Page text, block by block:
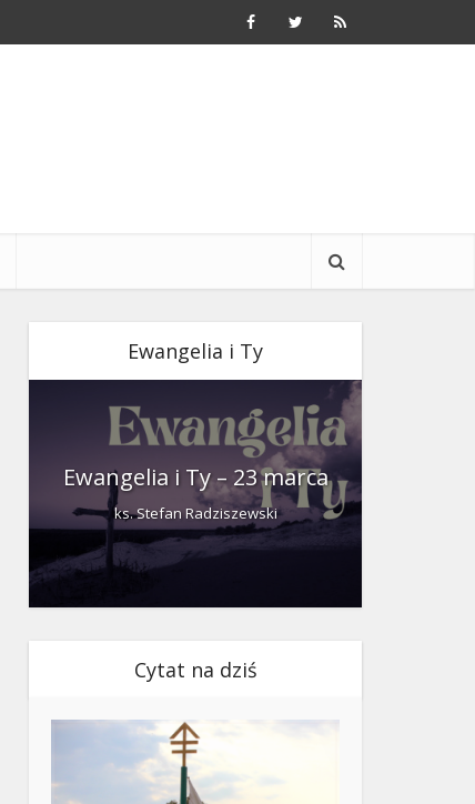
Ewangelia i Ty
Ewangelia i Ty – 23 marca
ks. Stefan Radziszewski
Cytat na dziś